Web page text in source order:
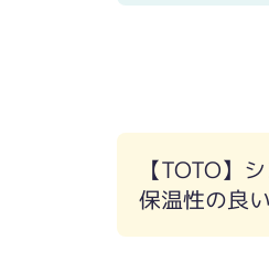
【TOTO】
保温性の良
来の壁、床タイルの為、